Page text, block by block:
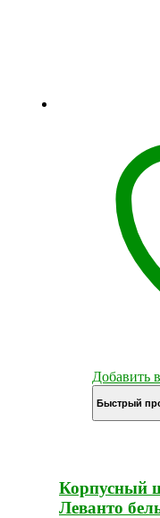
Добавить
Быстрый
Корпусный
Леванто